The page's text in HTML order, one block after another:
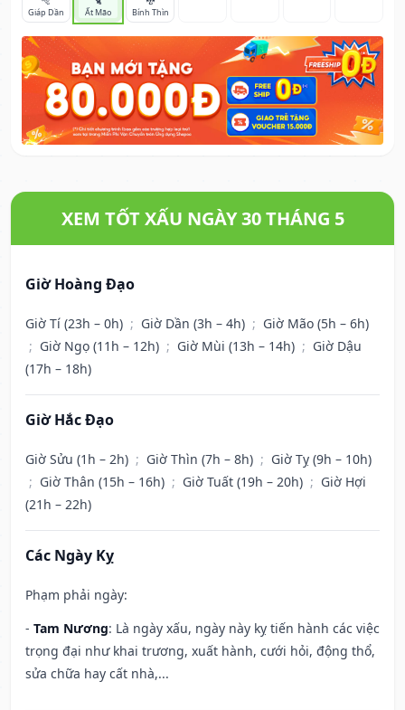
Giáp Dần
Ất Mão
Bính Thìn
XEM TỐT XẤU NGÀY 30 THÁNG 5
Giờ Hoàng Đạo
Giờ Tí (23h – 0h) ; Giờ Dần (3h – 4h) ; Giờ Mão (5h – 6h)
; Giờ Ngọ (11h – 12h) ; Giờ Mùi (13h – 14h) ; Giờ Dậu
(17h – 18h)
Giờ Hắc Đạo
Giờ Sửu (1h – 2h) ; Giờ Thìn (7h – 8h) ; Giờ Tỵ (9h – 10h)
; Giờ Thân (15h – 16h) ; Giờ Tuất (19h – 20h) ; Giờ Hợi
(21h – 22h)
Các Ngày Kỵ
Phạm phải ngày:
- Tam Nương: Là ngày xấu, ngày này kỵ tiến hành các việc
trọng đại như khai trương, xuất hành, cưới hỏi, động thổ,
sửa chữa hay cất nhà,...